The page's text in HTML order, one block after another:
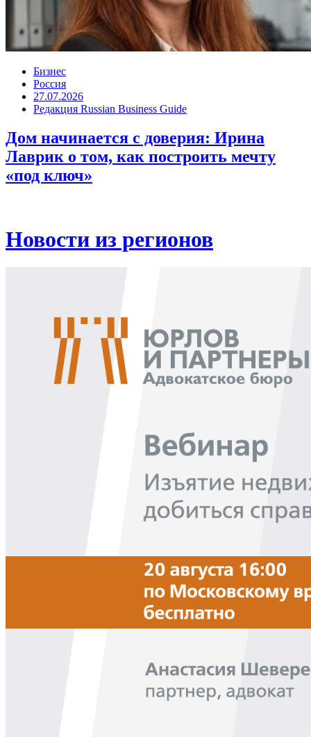
Бизнес
Россия
27.07.2026
Редакция Russian Business Guide
Дом начинается с доверия: Ирина
Лаврик о том, как построить мечту
«под ключ»
Новости из регионов